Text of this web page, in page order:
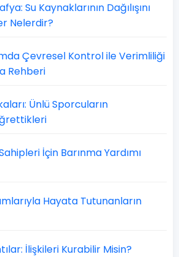
Su Kaynaklarının Dağılışını
Nelerdir?
Çevresel Kontrol ile Verimliliği
Rehberi
Ünlü Sporcuların
İçin Barınma Yardımı
Hayata Tutunanların
İlişkileri Kurabilir Misin?